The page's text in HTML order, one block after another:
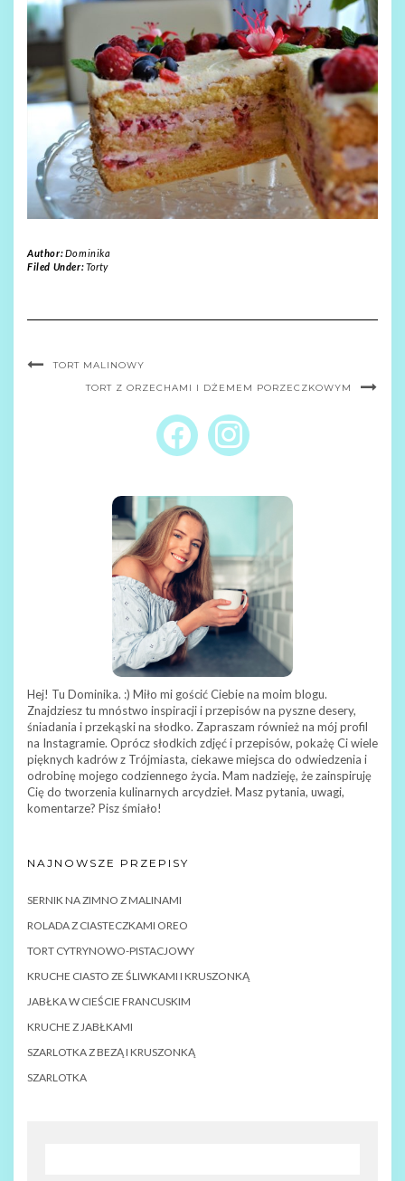
Author:Dominika
Filed Under:Torty
TORT MALINOWY
TORT Z ORZECHAMI I DŻEMEM PORZECZKOWYM
FACEBOOKINSTAGRAM
Hej! Tu Dominika. :) Miło mi gościć Ciebie na moim blogu.
Znajdziesz tu mnóstwo inspiracji i przepisów na pyszne desery,
śniadania i przekąski na słodko. Zapraszam również na mój profil
na Instagramie. Oprócz słodkich zdjęć i przepisów, pokażę Ci wiele
pięknych kadrów z Trójmiasta, ciekawe miejsca do odwiedzenia i
odrobinę mojego codziennego życia. Mam nadzieję, że zainspiruję
Cię do tworzenia kulinarnych arcydzieł. Masz pytania, uwagi,
komentarze? Pisz śmiało!
NAJNOWSZE PRZEPISY
SERNIK NA ZIMNO Z MALINAMI
ROLADA Z CIASTECZKAMI OREO
TORT CYTRYNOWO-PISTACJOWY
KRUCHE CIASTO ZE ŚLIWKAMI I KRUSZONKĄ
JABŁKA W CIEŚCIE FRANCUSKIM
KRUCHE Z JABŁKAMI
SZARLOTKA Z BEZĄ I KRUSZONKĄ
SZARLOTKA